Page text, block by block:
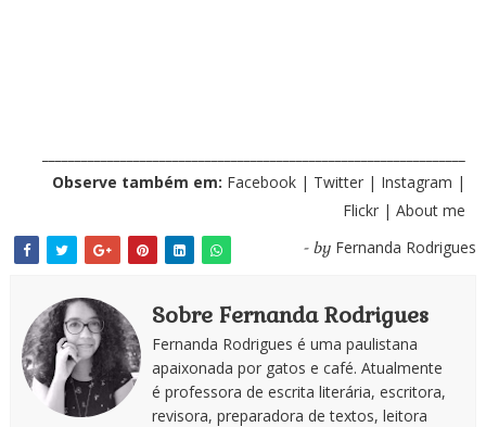
Observe também em: Facebook | Twitter | Instagram |
Flickr |About me
- by Fernanda Rodrigues
Sobre Fernanda Rodrigues
Fernanda Rodrigues é uma paulistana
apaixonada por gatos e café. Atualmente
é professora de escrita literária, escritora,
revisora, preparadora de textos, leitora